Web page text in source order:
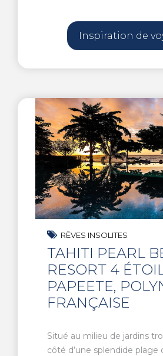
Inspiration de
RÊVES INSOLITES
TAHITI PEARL
RESORT 4
PAPEETE,
FRANÇAISE
Situé au milieu de jardins
côté d’une splendide plage